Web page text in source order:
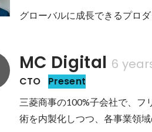
グローバルに成長できるプロ
MC Digital 6
CTO Present
三菱商事の100%子会社で、フ
術を内製化しつつ、各事業領